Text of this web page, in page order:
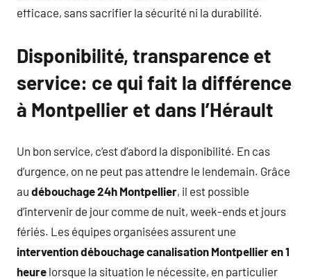
efficace, sans sacrifier la sécurité ni la durabilité.
Disponibilité, transparence et
service: ce qui fait la différence
à Montpellier et dans l’Hérault
Un bon service, c’est d’abord la disponibilité. En cas
d’urgence, on ne peut pas attendre le lendemain. Grâce
au débouchage 24h Montpellier, il est possible
d’intervenir de jour comme de nuit, week-ends et jours
fériés. Les équipes organisées assurent une
intervention débouchage canalisation Montpellier en 1
heure lorsque la situation le nécessite, en particulier